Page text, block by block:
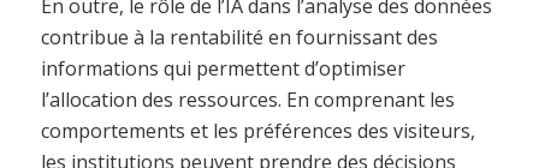
En outre, le rôle de l’IA dans l’analyse des données
contribue à la rentabilité en fournissant des
informations qui permettent d’optimiser
l’allocation des ressources. En comprenant les
comportements et les préférences des visiteurs,
les institutions peuvent prendre des décisions